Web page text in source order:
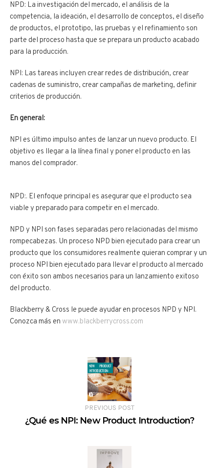
NPD: La investigación del mercado, el análisis de la
competencia, la ideación, el desarrollo de conceptos, el diseño
de productos, el prototipo, las pruebas y el refinamiento son
parte del proceso hasta que se prepara un producto acabado
para la producción.
NPI: Las tareas incluyen crear redes de distribución, crear
cadenas de suministro, crear campañas de marketing, definir
criterios de producción.
En general:
NPI es último impulso antes de lanzar un nuevo producto. El
objetivo es llegar a la línea final y poner el producto en las
manos del comprador.
NPD:. El enfoque principal es asegurar que el producto sea
viable y preparado para competir en el mercado.
NPD y NPI son fases separadas pero relacionadas del mismo
rompecabezas. Un proceso NPD bien ejecutado para crear un
producto que los consumidores realmente quieran comprar y un
proceso NPI bien ejecutado para llevar el producto al mercado
con éxito son ambos necesarios para un lanzamiento exitoso
del producto.
Blackberry & Cross le puede ayudar en procesos NPD y NPI.
Conozca más en www.blackberrycross.com
PREVIOUS POST
¿Qué es NPI: New Product Introduction?